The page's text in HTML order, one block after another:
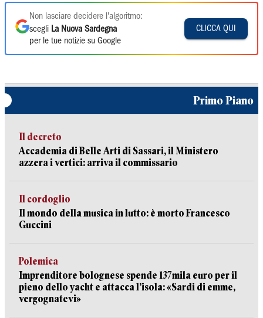
Non lasciare decidere l'algoritmo:
scegli La Nuova Sardegna
per le tue notizie su Google
CLICCA QUI
Primo Piano
Il decreto
Accademia di Belle Arti di Sassari, il Ministero
azzera i vertici: arriva il commissario
Il cordoglio
Il mondo della musica in lutto: è morto Francesco
Guccini
Polemica
Imprenditore bolognese spende 137mila euro per il
pieno dello yacht e attacca l’isola: «Sardi di emme,
vergognatevi»